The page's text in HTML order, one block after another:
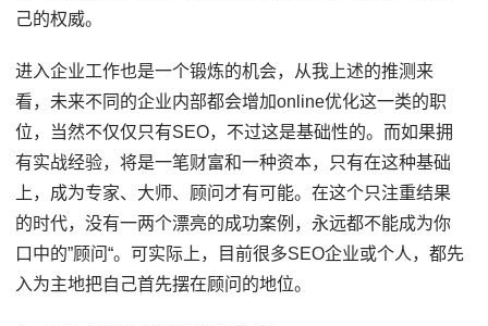
己的权威。
进入企业工作也是一个锻炼的机会，从我上述的推测来
看，未来不同的企业内部都会增加online优化这一类的职
位，当然不仅仅只有SEO，不过这是基础性的。而如果拥
有实战经验，将是一笔财富和一种资本，只有在这种基础
上，成为专家、大师、顾问才有可能。在这个只注重结果
的时代，没有一两个漂亮的成功案例，永远都不能成为你
口中的”顾问“。可实际上，目前很多SEO企业或个人，都先
入为主地把自己首先摆在顾问的地位。